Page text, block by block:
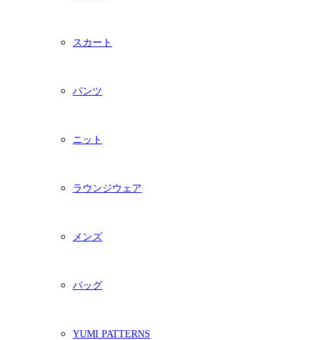
スカート
パンツ
ニット
ラウンジウェア
メンズ
バッグ
YUMI PATTERNS